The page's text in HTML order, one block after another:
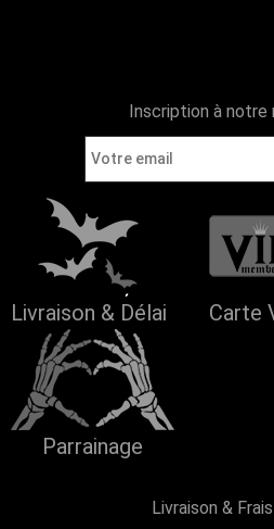
Inscription à
Livraison & Délai Carte
Parrainage
Livraison &